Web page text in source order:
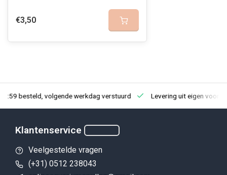
€3,50
besteld, volgende werkdag verstuurd Levering uit eigen
Klantenservice
Veelgestelde vragen
(+31) 0512 238043